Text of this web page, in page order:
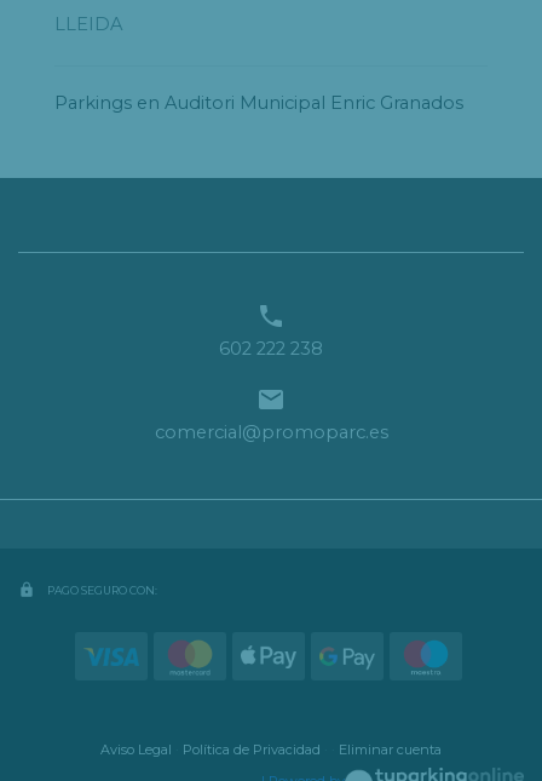
LLEIDA
Parkings en Auditori Municipal Enric Granados

602 222 238

comercial@promoparc.es
lock PAGO SEGURO CON:
Aviso Legal Política de Privacidad
Eliminar cuenta